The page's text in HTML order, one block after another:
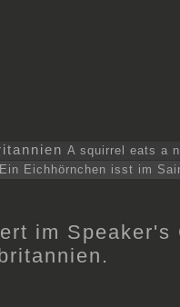
A squirrel eats a
Ein Eichhörnchen isst im